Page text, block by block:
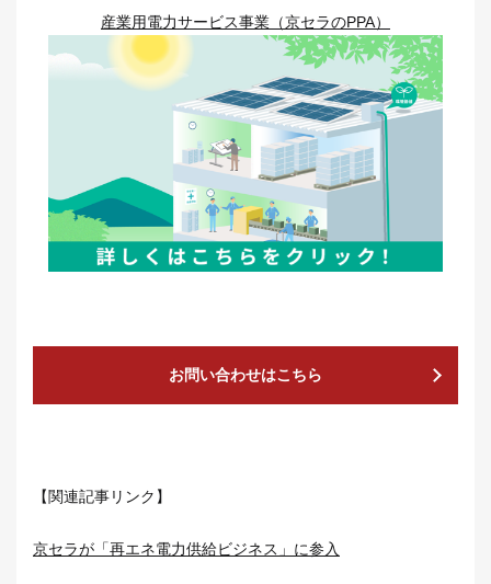
産業用電力サービス事業（京セラのPPA）
お問い合わせはこちら
【関連記事リンク】
京セラが「再エネ電力供給ビジネス」に参入